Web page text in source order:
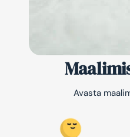
Avasta